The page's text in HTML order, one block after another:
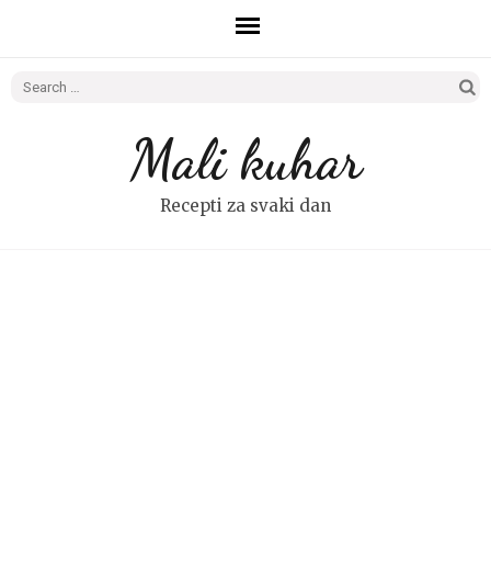
Search
Mali kuhar
Recepti za svaki dan